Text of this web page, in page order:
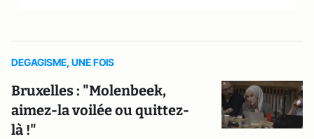
DEGAGISME, UNE FOIS
Bruxelles : "Molenbeek,
aimez-la voilée ou quittez-
là !"